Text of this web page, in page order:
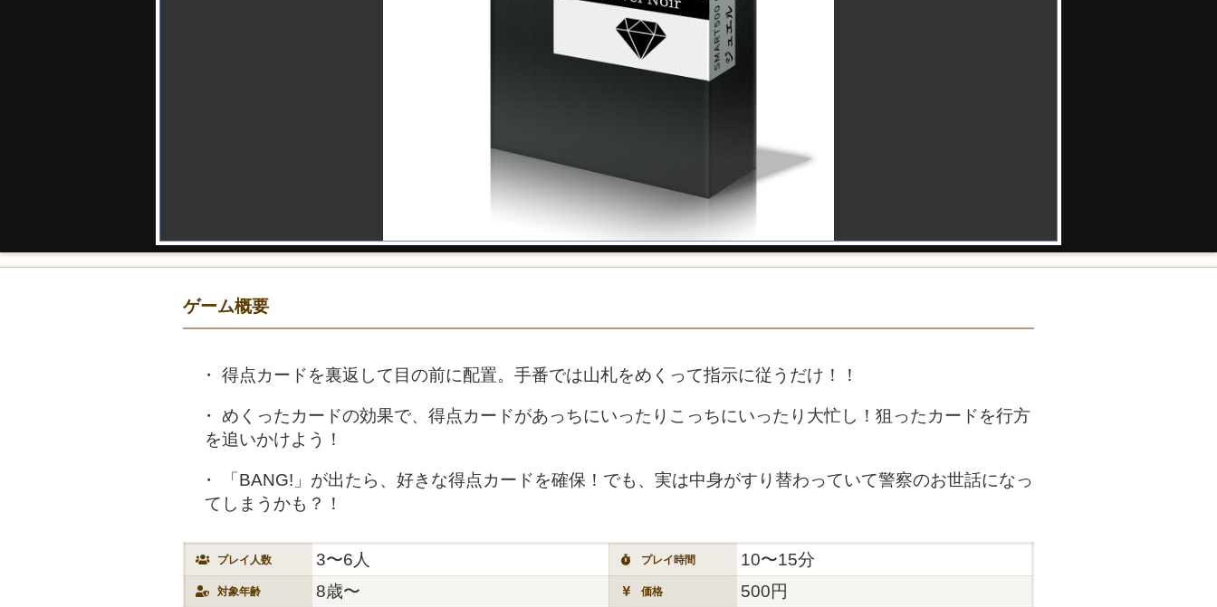
ゲーム概要
得点カードを裏返して目の前に配置。手番では山札をめくって指示に従うだけ！！
めくったカードの効果で、得点カードがあっちにいったりこっちにいったり大忙し！狙ったカードを行方
を追いかけよう！
「BANG!」が出たら、好きな得点カードを確保！でも、実は中身がすり替わっていて警察のお世話になっ
てしまうかも？！
プレイ人数 3〜6人 プレイ時間 10〜15分
対象年齢 8歳〜 価格 500円